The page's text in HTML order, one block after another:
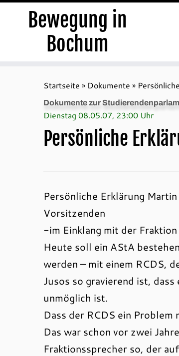
Bewegung in
Bochum
Startseite » Dokumente »
Dokumente zur
Dienstag 08.05.07, 23:00 Uhr
Persönliche
Persönliche Erklärung
Vorsitzenden
-im Einklang mit der
Heute soll ein AStA
werden – mit einem RCDS,
Jusos so gravierend ist,
unmöglich ist.
Dass der RCDS ein
Das war schon vor zwei
Fraktionssprecher so, der